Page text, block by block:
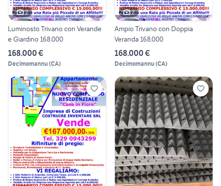
2
Luminosto Trivano con Verande
e Giardino 168.000
168.000 €
Decimomannu(CA)
2
Ampio Trivano con Doppia
Veranda 168.000
168.000 €
Decimomannu(CA)